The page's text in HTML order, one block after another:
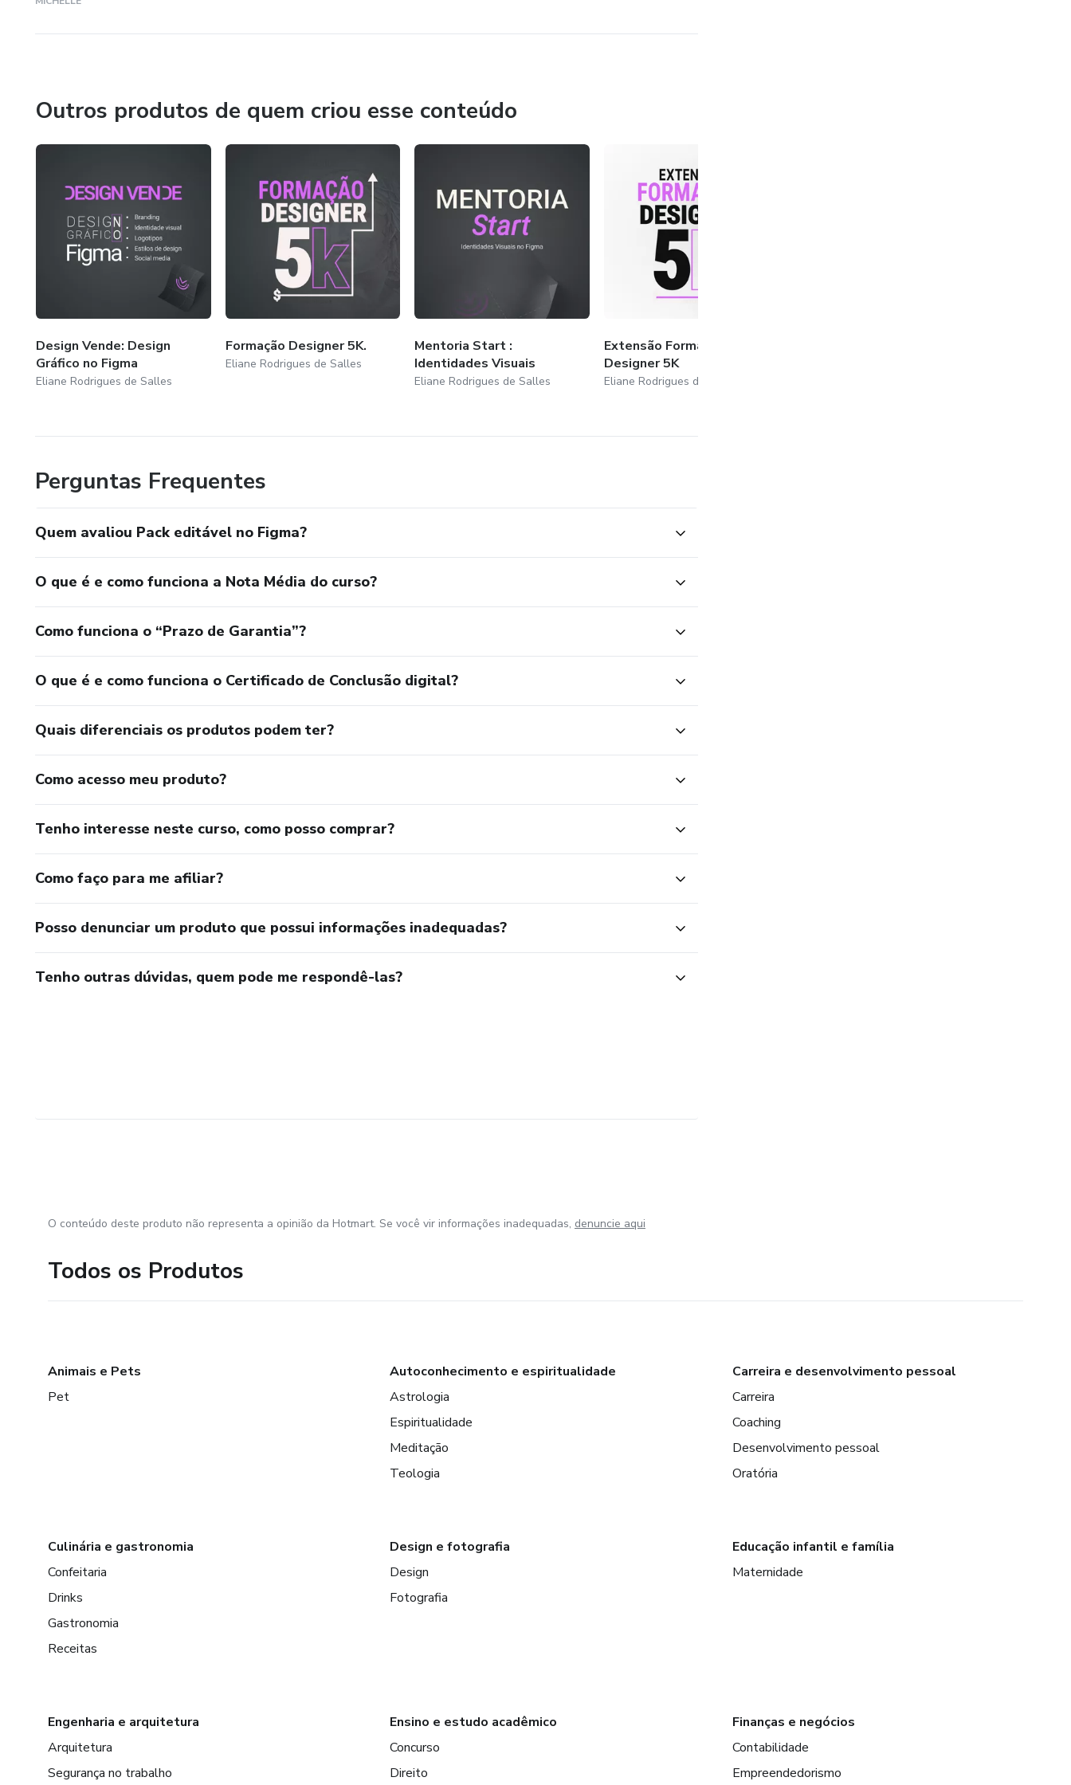
Outros produtos de quem criou esse conteúdo
Design Vende: Design
Gráfico no Figma
Eliane Rodrigues de Salles
Formação Designer 5K.
Eliane Rodrigues de Salles
Mentoria Start :
Identidades Visuais
Eliane Rodrigues de Salles
Extensão Formação
Designer 5K
Eliane Rodrigues de Salles
Perguntas Frequentes
Quem avaliou Pack editável no Figma?
O que é e como funciona a Nota Média do curso?
Como funciona o “Prazo de Garantia”?
O que é e como funciona o Certificado de Conclusão digital?
Quais diferenciais os produtos podem ter?
Como acesso meu produto?
Tenho interesse neste curso, como posso comprar?
Como faço para me afiliar?
Posso denunciar um produto que possui informações inadequadas?
Tenho outras dúvidas, quem pode me respondê-las?
O conteúdo deste produto não representa a opinião da Hotmart. Se você vir informações inadequadas, denuncie aqui
Todos os Produtos
Animais e Pets
Pet
Autoconhecimento e espiritualidade
Astrologia
Espiritualidade
Meditação
Teologia
Carreira e desenvolvimento pessoal
Carreira
Coaching
Desenvolvimento pessoal
Oratória
Culinária e gastronomia
Confeitaria
Drinks
Gastronomia
Receitas
Design e fotografia
Design
Fotografia
Educação infantil e família
Maternidade
Engenharia e arquitetura
Arquitetura
Segurança no trabalho
Ensino e estudo acadêmico
Concurso
Direito
Finanças e negócios
Contabilidade
Empreendedorismo